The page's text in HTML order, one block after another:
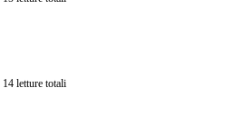
14 letture totali